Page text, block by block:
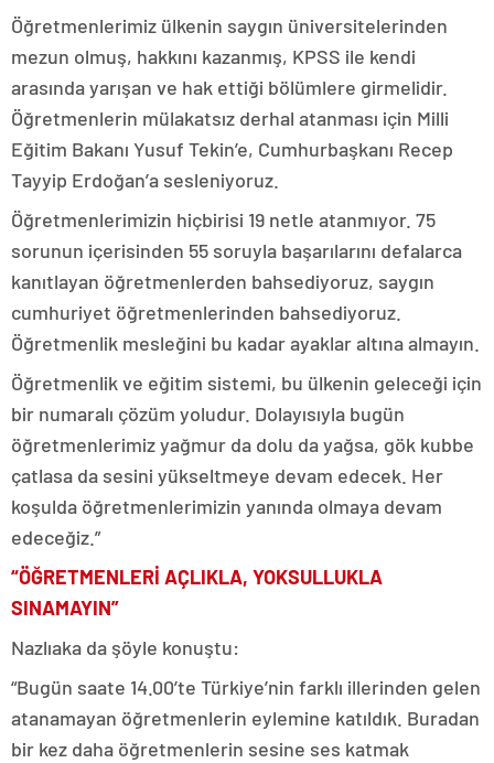
Öğretmenlerimiz ülkenin saygın üniversitelerinden
mezun olmuş, hakkını kazanmış, KPSS ile kendi
arasında yarışan ve hak ettiği bölümlere girmelidir.
Öğretmenlerin mülakatsız derhal atanması için Milli
Eğitim Bakanı Yusuf Tekin’e, Cumhurbaşkanı Recep
Tayyip Erdoğan’a sesleniyoruz.
Öğretmenlerimizin hiçbirisi 19 netle atanmıyor. 75
sorunun içerisinden 55 soruyla başarılarını defalarca
kanıtlayan öğretmenlerden bahsediyoruz, saygın
cumhuriyet öğretmenlerinden bahsediyoruz.
Öğretmenlik mesleğini bu kadar ayaklar altına almayın.
Öğretmenlik ve eğitim sistemi, bu ülkenin geleceği için
bir numaralı çözüm yoludur. Dolayısıyla bugün
öğretmenlerimiz yağmur da dolu da yağsa, gök kubbe
çatlasa da sesini yükseltmeye devam edecek. Her
koşulda öğretmenlerimizin yanında olmaya devam
edeceğiz.”
“ÖĞRETMENLERİ AÇLIKLA, YOKSULLUKLA
SINAMAYIN”
Nazlıaka da şöyle konuştu:
“Bugün saate 14.00’te Türkiye’nin farklı illerinden gelen
atanamayan öğretmenlerin eylemine katıldık. Buradan
bir kez daha öğretmenlerin sesine ses katmak